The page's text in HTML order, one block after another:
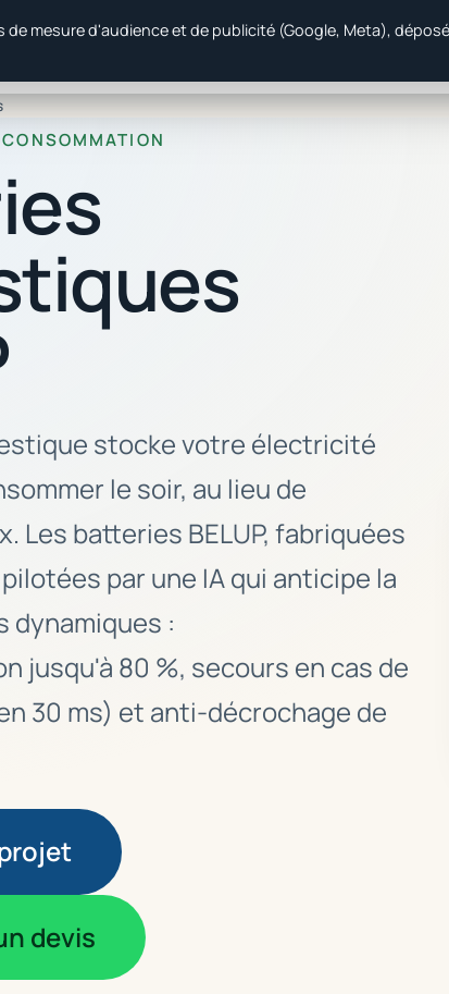
mesure d'audience et de publicité (Google, Meta),
stocke votre électricité
le soir, au lieu de
Les batteries BELUP, fabriquées
par une IA qui anticipe la
dynamiques :
jusqu'à 80 %, secours en cas de
30 ms) et anti-décrochage de
devis